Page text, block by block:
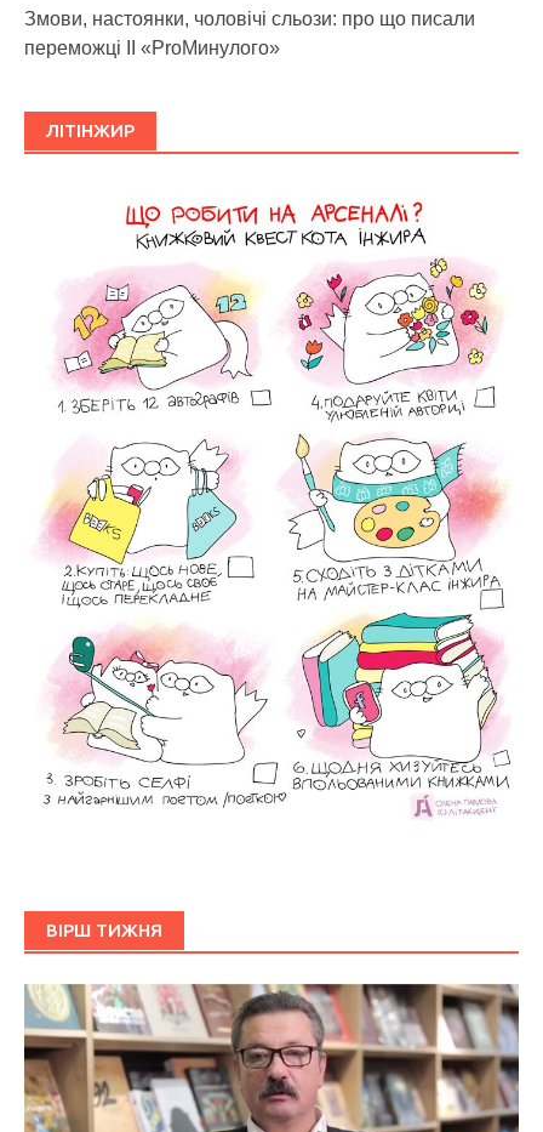
Змови, настоянки, чоловічі сльози: про що писали
переможці ІІ «ProМинулого»
ЛІТІНЖИР
ВІРШ ТИЖНЯ